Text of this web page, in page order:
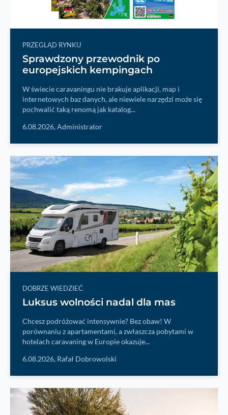
PRZEGLĄD RYNKU
Sprawdzony przewodnik po
europejskich kempingach
W świecie caravaningu nie brakuje aplikacji, map i
internetowych baz danych, ale niewiele narzędzi może się
pochwalić taką renomą jak katalog...
6.08.2026,Administrator
DOBRZE WIEDZIEĆ
Luksus wolności nadal dla mas
Chcesz podróżować intensywnie? Bez obaw! W
porównaniu z apartamentami, a zwłaszcza pobytami w
hotelach caravaning w Europie okazuje...
6.08.2026, Rafał Dobrowolski